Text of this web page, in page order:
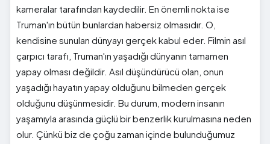
kameralar tarafından kaydedilir. En önemli nokta ise
Truman'ın bütün bunlardan habersiz olmasıdır. O,
kendisine sunulan dünyayı gerçek kabul eder. Filmin asıl
çarpıcı tarafı, Truman'ın yaşadığı dünyanın tamamen
yapay olması değildir. Asıl düşündürücü olan, onun
yaşadığı hayatın yapay olduğunu bilmeden gerçek
olduğunu düşünmesidir. Bu durum, modern insanın
yaşamıyla arasında güçlü bir benzerlik kurulmasına neden
olur. Çünkü biz de çoğu zaman içinde bulunduğumuz